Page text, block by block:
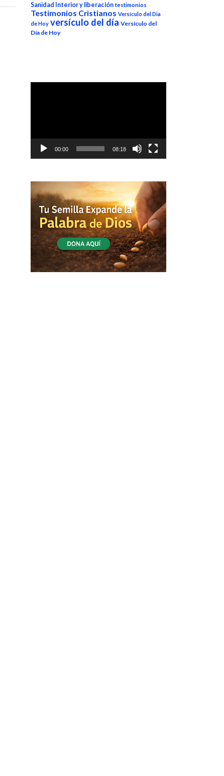
Sanidad Interior y liberación testimonios
Testimonios Cristianos Versículo del Dia
de Hoy versículo del día Versículo del
Día de Hoy
Reproductor
00:00 08:18